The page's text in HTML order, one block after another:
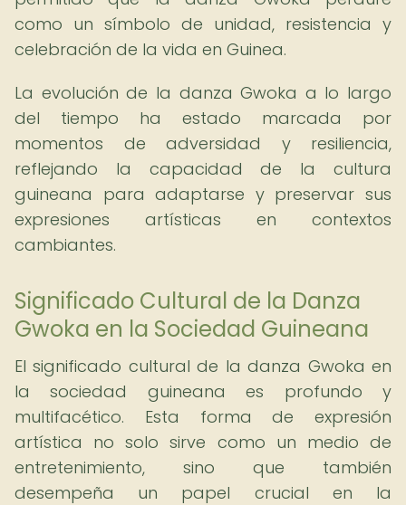
como un símbolo de unidad, resistencia y
celebración de la vida en Guinea.
La evolución de la danza Gwoka a lo largo
del tiempo ha estado marcada por
momentos de adversidad y resiliencia,
reflejando la capacidad de la cultura
guineana para adaptarse y preservar sus
expresiones artísticas en contextos
cambiantes.
Significado Cultural de la Danza
Gwoka en la Sociedad Guineana
El significado cultural de la danza Gwoka en
la sociedad guineana es profundo y
multifacético. Esta forma de expresión
artística no solo sirve como un medio de
entretenimiento, sino que también
desempeña un papel crucial en la